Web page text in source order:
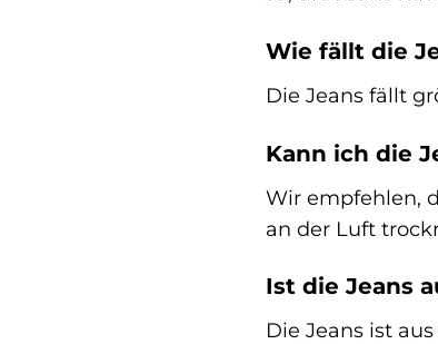
Wie fällt die
Die Jeans fällt
Kann ich die
Wir empfehlen,
an der Luft
Ist die Jeans
Die Jeans ist